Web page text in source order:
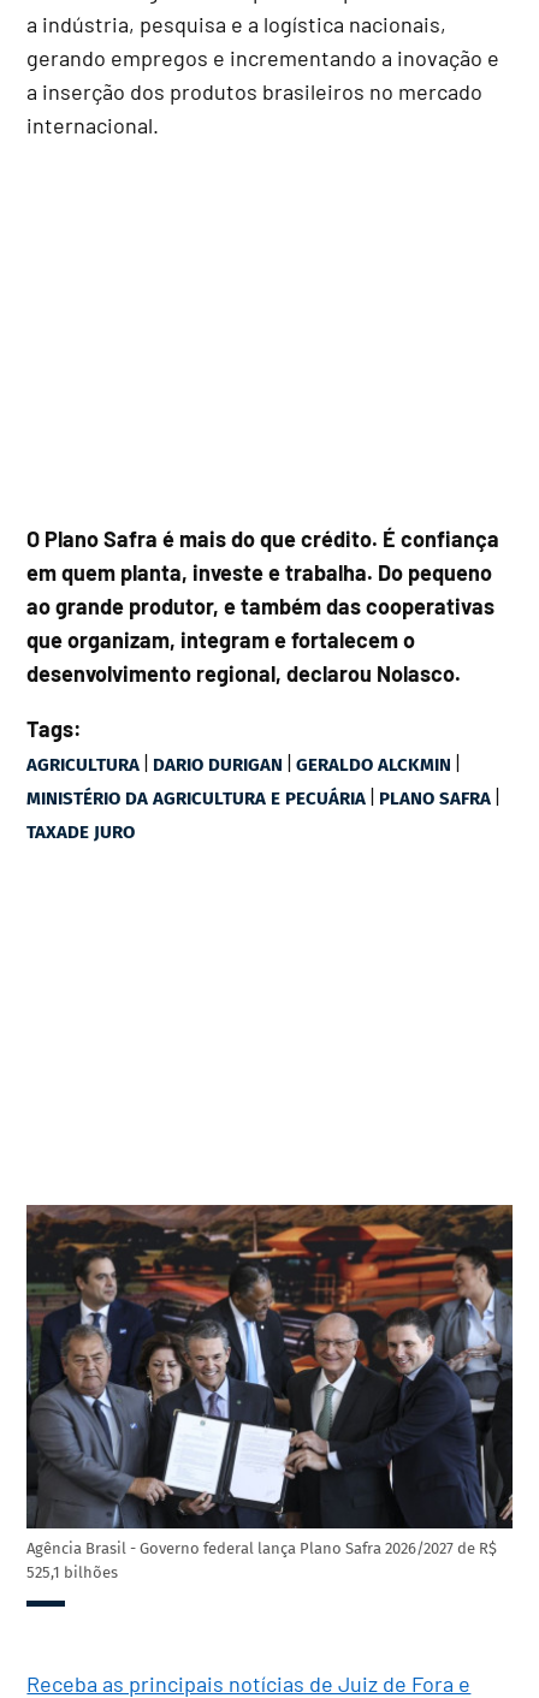
a indústria, pesquisa e a logística nacionais,
gerando empregos e incrementando a inovação e
a inserção dos produtos brasileiros no mercado
internacional.
O Plano Safra é mais do que crédito. É confiança
em quem planta, investe e trabalha. Do pequeno
ao grande produtor, e também das cooperativas
que organizam, integram e fortalecem o
desenvolvimento regional, declarou Nolasco.
Tags:
AGRICULTURA | DARIO DURIGAN |GERALDO ALCKMIN |
MINISTÉRIO DA AGRICULTURA E PECUÁRIA | PLANO SAFRA |
TAXADE JURO
Agência Brasil - Governo federal lança Plano Safra 2026/2027 de R$
525,1 bilhões
Receba as principais notícias de Juiz de Fora e